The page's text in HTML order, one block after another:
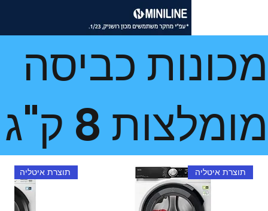
תוצרת איטליה תוצרת איטליה
מכונות כביסה
מומלצות 8 ק"ג